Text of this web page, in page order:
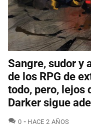
Sangre, sudor y
de los RPG de
todo, pero, lejos
Darker sigue
0 COMENTARIOS
HACE 2 AÑOS